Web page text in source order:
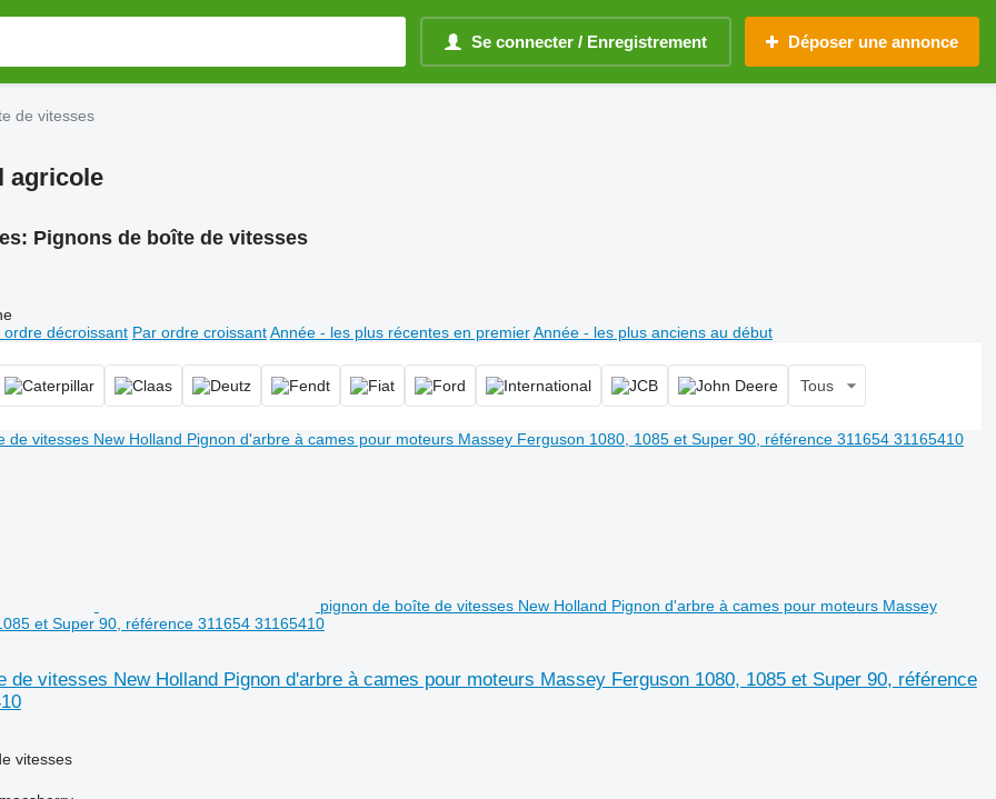
Se connecter / Enregistrement Déposer une annonce
de vitesses
agricole
Pignons de boîte de vitesses
ordre décroissant Par ordre croissant Année - les plus récentes en premier Année - les plus anciens au début
Tous
pignon de boîte de vitesses New Holland Pignon d'arbre à cames pour moteurs Massey
et Super 90, référence 311654 31165410
de vitesses New Holland Pignon d'arbre à cames pour moteurs Massey Ferguson 1080, 1085 et Super 90, référence
vitesses